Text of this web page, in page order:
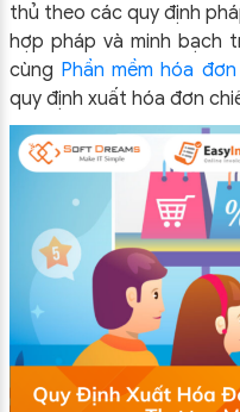
thủ theo các quy định
hợp pháp và minh bạch
cùng Phần mềm hóa
quy định xuất hóa đơn